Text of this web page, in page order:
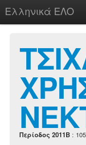
Ελληνικά ΕΛΟ
chesstu.be @ discord
Login
Περίοδος 2011B :